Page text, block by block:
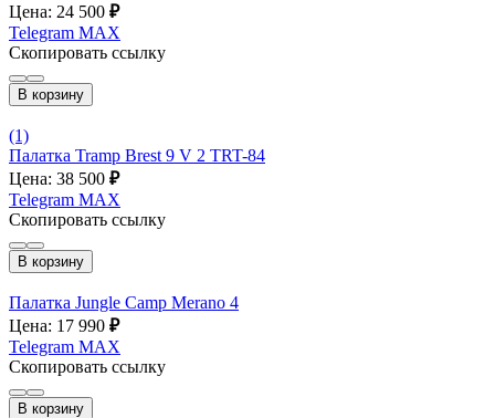
Цена: 24 500 ₽
Telegram MAX
Скопировать ссылку
В корзину
(1)
Палатка Tramp Brest 9 V 2 TRT-84
Цена: 38 500 ₽
Telegram MAX
Скопировать ссылку
В корзину
Палатка Jungle Camp Merano 4
Цена: 17 990 ₽
Telegram MAX
Скопировать ссылку
В корзину